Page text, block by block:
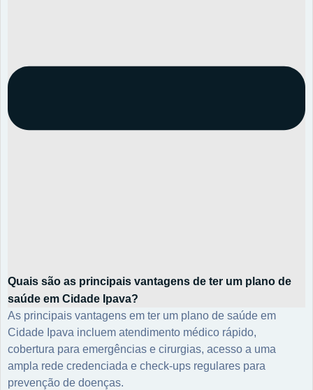
Quais são as principais vantagens de ter um plano de
saúde em Cidade Ipava?
As principais vantagens em ter um plano de saúde em
Cidade Ipava incluem atendimento médico rápido,
cobertura para emergências e cirurgias, acesso a uma
ampla rede credenciada e check-ups regulares para
prevenção de doenças.